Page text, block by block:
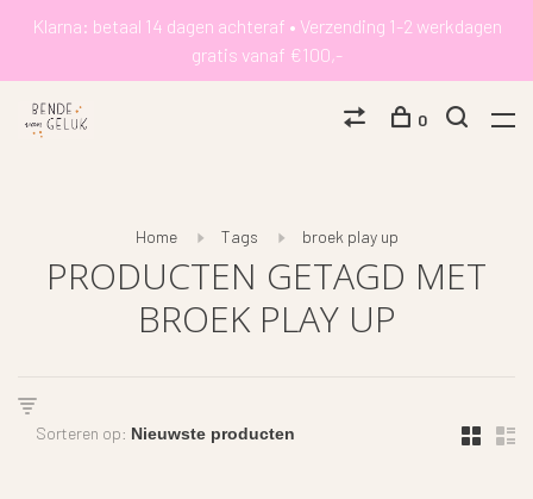
Klarna: betaal 14 dagen achteraf • Verzending 1-2 werkdagen
gratis vanaf €100,-
0
Home Tags broek play up
PRODUCTEN GETAGD MET
BROEK PLAY UP
Sorteren op: